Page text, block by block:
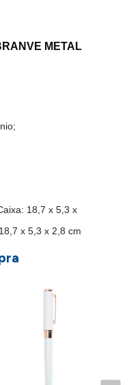
METAL
18,7 x 5,3 x
x 5,3 x 2,8 cm
nos nossos
de metal